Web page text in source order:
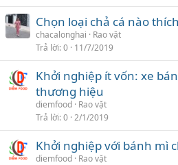
Chọn loại chả cá nào
chacalonghai
Rao vặt
Trả lời 0 11/7/2019
Khởi nghiệp ít vốn: xe
thương hiệu
diemfood Rao vặt
Trả lời 0 2/1/2019
Khởi nghiệp với bánh mì
diemfood Rao vặt